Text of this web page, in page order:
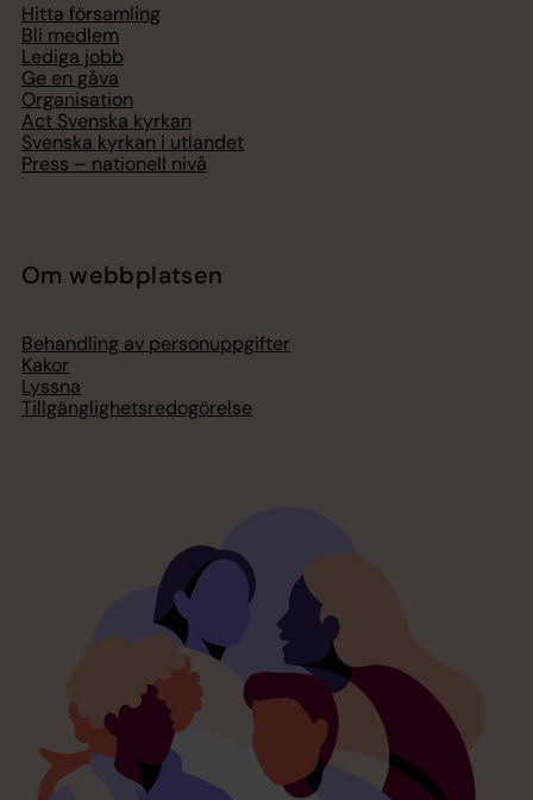
Hitta församling
Bli medlem
Lediga jobb
Ge en gåva
Organisation
Act Svenska kyrkan
Svenska kyrkan i utlandet
Press – nationell nivå
Om webbplatsen
Behandling av personuppgifter
Kakor
Lyssna
Tillgänglighetsredogörelse